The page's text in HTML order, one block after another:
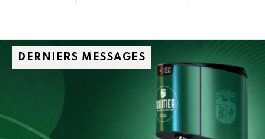
DERNIERS MESSAGES